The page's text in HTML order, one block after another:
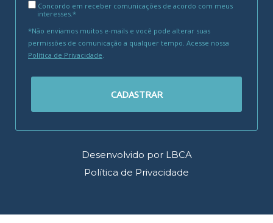
Concordo em receber comunicações de acordo com meus
interesses.*
*Não enviamos muitos e-mails e você pode alterar suas
permissões de comunicação a qualquer tempo. Acesse nossa
Política de Privacidade.
CADASTRAR
Desenvolvido por LBCA
Política de Privacidade